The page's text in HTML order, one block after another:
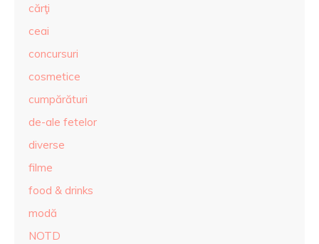
cărţi
ceai
concursuri
cosmetice
cumpărături
de-ale fetelor
diverse
filme
food & drinks
modă
NOTD